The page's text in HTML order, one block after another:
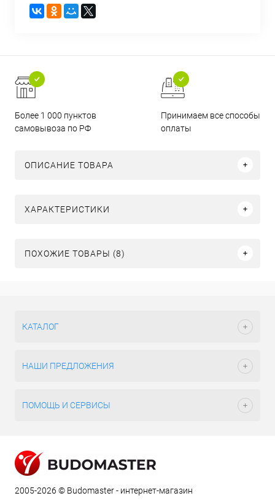
Более 1 000 пунктов
самовывоза по РФ
Принимаем все способы
оплаты
ОПИСАНИЕ ТОВАРА
ХАРАКТЕРИСТИКИ
ПОХОЖИЕ ТОВАРЫ (8)
КАТАЛОГ
НАШИ ПРЕДЛОЖЕНИЯ
ПОМОЩЬ И СЕРВИСЫ
2005-2026 © Budomaster - интернет-магазин